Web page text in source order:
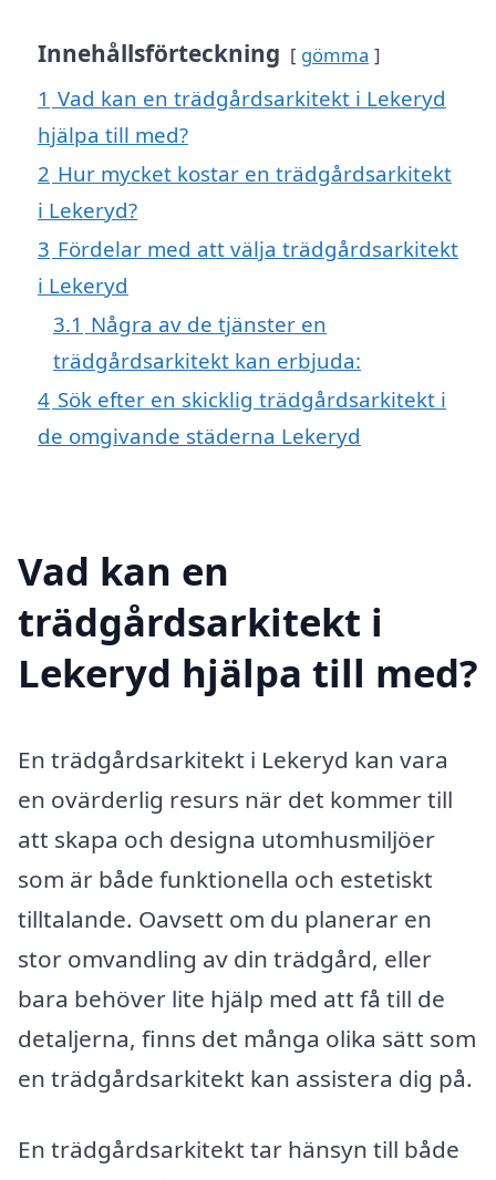
Innehållsförteckning gömma
1 Vad kan en trädgårdsarkitekt i Lekeryd
hjälpa till med?
2 Hur mycket kostar en trädgårdsarkitekt
i Lekeryd?
3 Fördelar med att välja trädgårdsarkitekt
i Lekeryd
3.1 Några av de tjänster en
trädgårdsarkitekt kan erbjuda:
4 Sök efter en skicklig trädgårdsarkitekt i
de omgivande städerna Lekeryd
Vad kan en
trädgårdsarkitekt i
Lekeryd hjälpa till med?
En trädgårdsarkitekt i Lekeryd kan vara
en ovärderlig resurs när det kommer till
att skapa och designa utomhusmiljöer
som är både funktionella och estetiskt
tilltalande. Oavsett om du planerar en
stor omvandling av din trädgård, eller
bara behöver lite hjälp med att få till de
detaljerna, finns det många olika sätt som
en trädgårdsarkitekt kan assistera dig på.
En trädgårdsarkitekt tar hänsyn till både